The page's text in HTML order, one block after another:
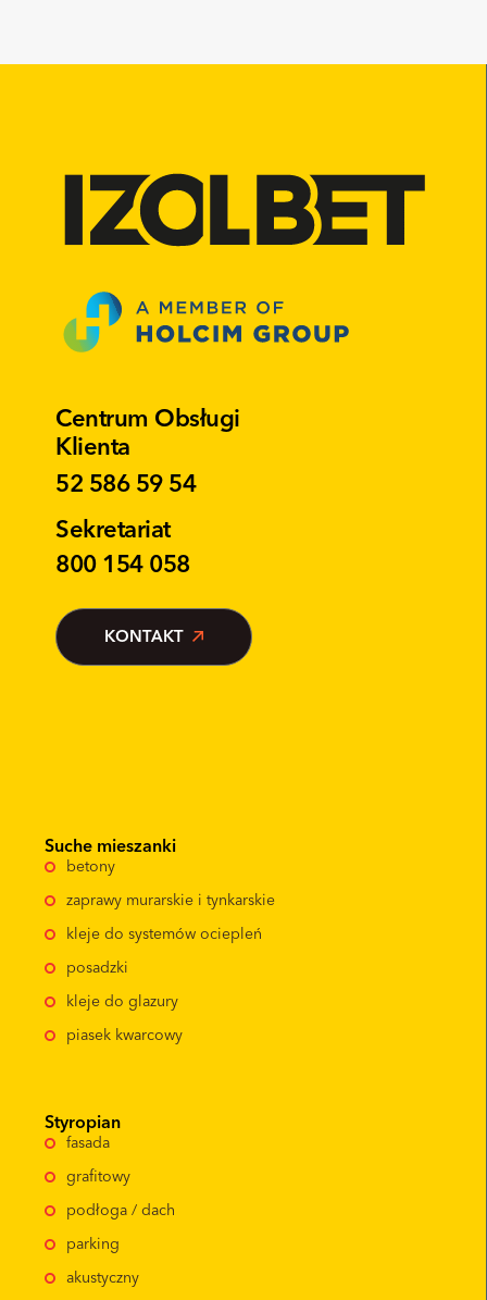
Centrum Obsługi
Klienta
52 586 59 54
Sekretariat
800 154 058
KONTAKT
Suche mieszanki
betony
zaprawy murarskie i tynkarskie
kleje do systemów ociepleń
posadzki
kleje do glazury
piasek kwarcowy
Styropian
fasada
grafitowy
podłoga / dach
parking
akustyczny